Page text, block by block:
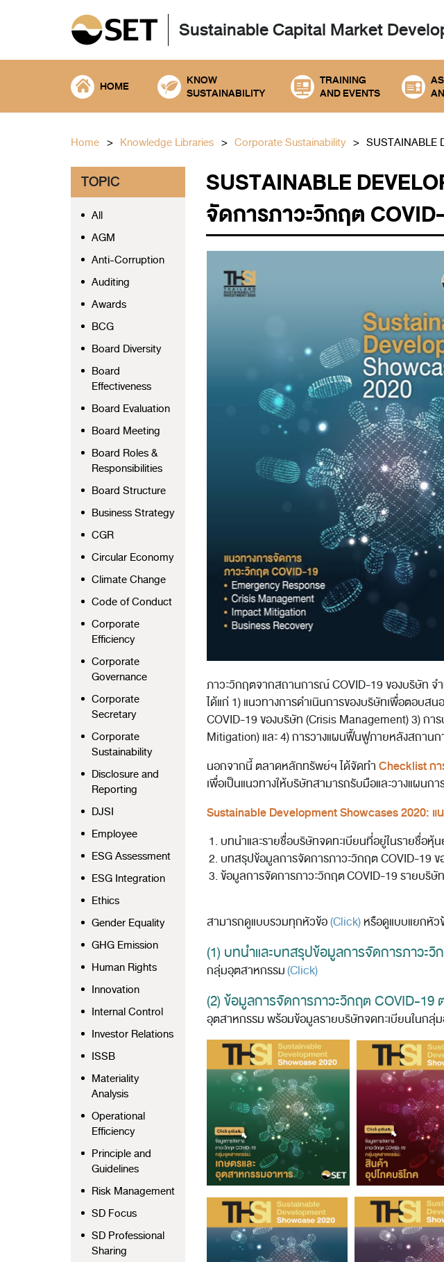
Sustainable Capital Market
HOME
KNOW
SUSTAINABILITY
TRAINING
AND EVENTS
Home Knowledge Libraries Corporate Sustainability SUSTAINABLE
TOPIC
All
AGM
Anti-Corruption
Auditing
Awards
BCG
Board Diversity
Board
Effectiveness
Board Evaluation
Board Meeting
Board Roles &
Responsibilities
Board Structure
Business Strategy
CGR
Circular Economy
Climate Change
Code of Conduct
Corporate
Efficiency
Corporate
Governance
Corporate
Secretary
Corporate
Sustainability
Disclosure and
Reporting
DJSI
Employee
ESG Assessment
ESG Integration
Ethics
Gender Equality
GHG Emission
Human Rights
Innovation
Internal Control
Investor Relations
ISSB
Materiality
Analysis
Operational
Efficiency
Principle and
Guidelines
Risk Management
SD Focus
SD Professional
Sharing
SUSTAINABLE
จัดการภาวะวิกฤต
ภาวะวิกฤตจากสถานการณ์ COVID-19 ของบริษัท
ได้แก่ 1) แนวทางการดำเนินการของบริษัทเพื่อตอบ
COVID-19 ของบริษัท (Crisis Management) 3) ก
Mitigation) และ 4) การวางแผนฟื้นฟูภายหลังสถาน
นอกจากนี้ ตลาดหลักทรัพย์ฯ ได้จัดทำChecklist ก
เพื่อเป็นแนวทางให้บริษัทสามารถรับมือและวางแผนก
Sustainable Development Showcases 2020:
บทนำและรายชื่อบริษัทจดทะเบียนที่อยู่ในรายชื่อหุ้
บทสรุปข้อมูลการจัดการภาวะวิกฤต COVID-19
ข้อมูลการจัดการภาวะวิกฤต COVID-19 รายบริษัท
สามารถดูแบบรวมทุกหัวข้อ(Click)หรือดูแบบแยกหัว
(1) บทนำและบทสรุปข้อมูลการจัดการภาวะวิ
กลุ่มอุตสาหกรรม(Click)
(2) ข้อมูลการจัดการภาวะวิกฤตCOVID-19
อุตสาหกรรม พร้อมข้อมูลรายบริษัทจดทะเบียนในกลุ่